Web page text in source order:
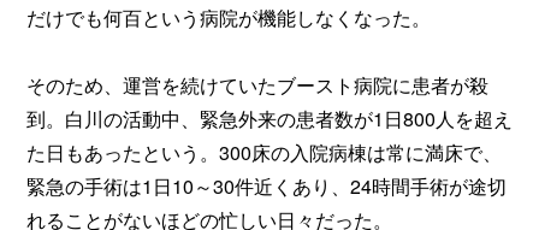
だけでも何百という病院が機能しなくなった。
そのため、運営を続けていたブースト病院に患者が殺
到。白川の活動中、緊急外来の患者数が1日800人を超え
た日もあったという。300床の入院病棟は常に満床で、
緊急の手術は1日10～30件近くあり、24時間手術が途切
れることがないほどの忙しい日々だった。